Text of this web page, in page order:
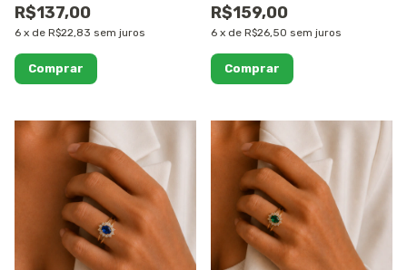
R$137,00
6 x de R$22,83 sem juros
Comprar
R$159,00
6 x de R$26,50 sem juros
Comprar